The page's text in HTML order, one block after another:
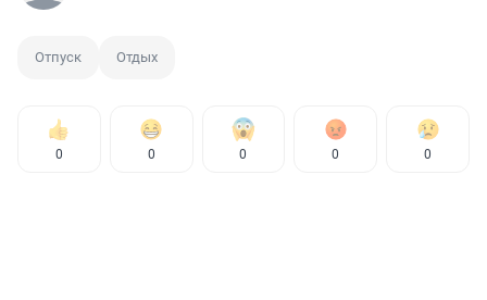
Отпуск Отдых
0 0 0 0 0